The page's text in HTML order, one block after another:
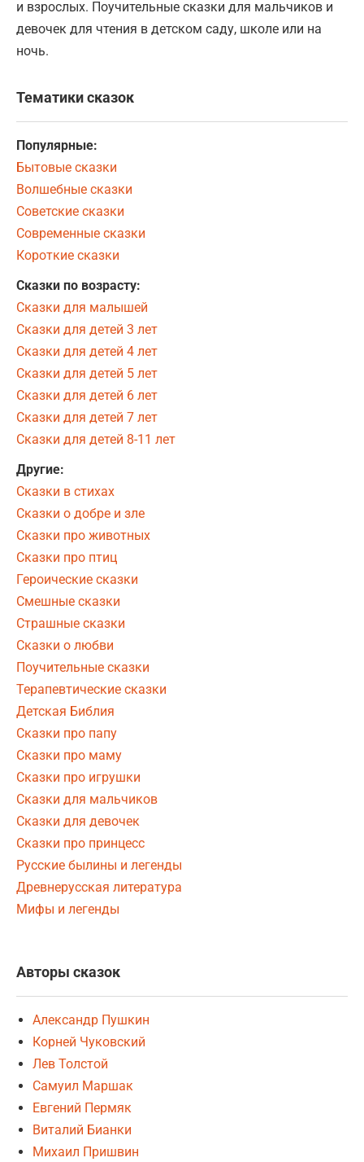
и взрослых. Поучительные сказки для мальчиков и
девочек для чтения в детском саду, школе или на
ночь.
Тематики сказок
Популярные:
Бытовые сказки
Волшебные сказки
Советские сказки
Современные сказки
Короткие сказки
Сказки по возрасту:
Сказки для малышей
Сказки для детей 3 лет
Сказки для детей 4 лет
Сказки для детей 5 лет
Сказки для детей 6 лет
Сказки для детей 7 лет
Сказки для детей 8-11 лет
Другие:
Сказки в стихах
Сказки о добре и зле
Сказки про животных
Сказки про птиц
Героические сказки
Смешные сказки
Страшные сказки
Сказки о любви
Поучительные сказки
Терапевтические сказки
Детская Библия
Сказки про папу
Сказки про маму
Сказки про игрушки
Сказки для мальчиков
Сказки для девочек
Сказки про принцесс
Русские былины и легенды
Древнерусская литература
Мифы и легенды
Авторы сказок
Александр Пушкин
Корней Чуковский
Лев Толстой
Самуил Маршак
Евгений Пермяк
Виталий Бианки
Михаил Пришвин